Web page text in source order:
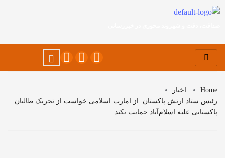
Home
اخبار
رئیس ستاد ارتش پاکستان: از امارت اسلامی خواست از تحریک طالبان
پاکستانی علیه اسلام‌آباد حمایت نکند